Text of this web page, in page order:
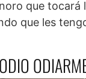
que
que les